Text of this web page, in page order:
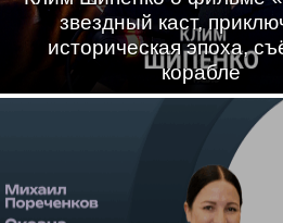
звездный каст,
историческая эпоха,
корабле